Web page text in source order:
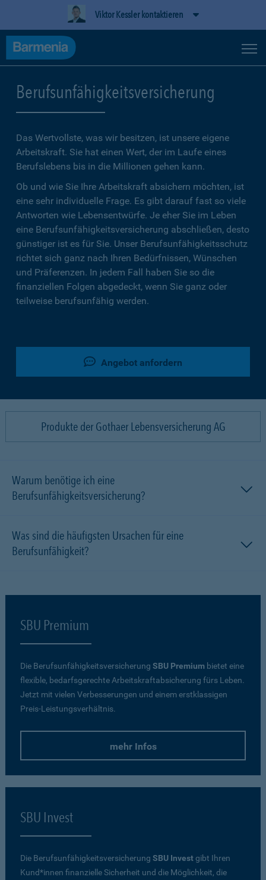
Viktor Kessler kontaktieren
Berufsunfähigkeitsversicherung
Das Wertvollste, was wir besitzen, ist unsere eigene
Arbeitskraft. Sie hat einen Wert, der im Laufe eines
Berufslebens bis in die Millionen gehen kann.
Ob und wie Sie Ihre Arbeitskraft absichern möchten, ist
eine sehr individuelle Frage. Es gibt darauf fast so viele
Antworten wie Lebensentwürfe. Je eher Sie im Leben
eine Berufsunfähigkeitsversicherung abschließen, desto
günstiger ist es für Sie. Unser Berufsunfähigkeitsschutz
richtet sich ganz nach Ihren Bedürfnissen, Wünschen
und Präferenzen. In jedem Fall haben Sie so die
finanziellen Folgen abgedeckt, wenn Sie ganz oder
teilweise berufsunfähig werden.
Angebot anfordern
Produkte der Gothaer Lebensversicherung AG
Warum benötige ich eine
Berufsunfähigkeitsversicherung?
Was sind die häufigsten Ursachen für eine
Berufsunfähigkeit?
SBU Premium
Die Berufsunfähigkeitsversicherung SBU Premium bietet eine
flexible, bedarfsgerechte Arbeitskraftabsicherung fürs Leben.
Jetzt mit vielen Verbesserungen und einem erstklassigen
Preis-Leistungsverhältnis.
mehr Infos
SBU Invest
Die Berufsunfähigkeitsversicherung SBU Investgibt Ihren
Kund*innen finanzielle Sicherheit und die Möglichkeit, die